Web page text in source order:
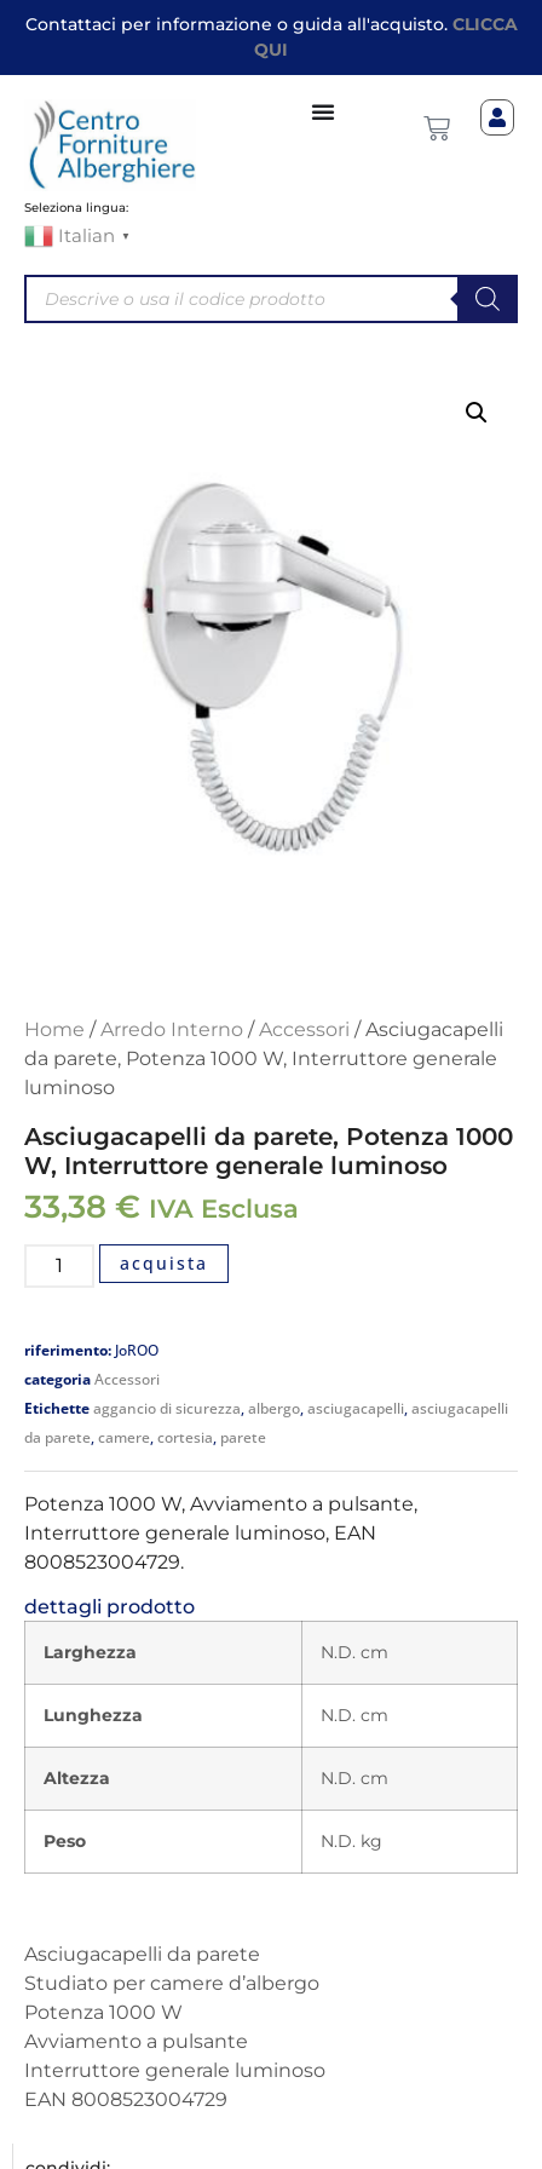
Contattaci per informazione o guida all'acquisto. CLICCA
QUI
Seleziona lingua:
Italian ▼
Home /Arredo Interno /Accessori / Asciugacapelli
da parete, Potenza 1000 W, Interruttore generale
luminoso
Asciugacapelli da parete, Potenza 1000
W, Interruttore generale luminoso
33,38 € IVA Esclusa
acquista
riferimento: JoROO
categoriaAccessori
Etichetteaggancio di sicurezza,albergo,asciugacapelli,asciugacapelli
da parete,camere,cortesia, parete
Potenza 1000 W, Avviamento a pulsante,
Interruttore generale luminoso, EAN
8008523004729.
dettagli prodotto
Larghezza N.D. cm
Lunghezza N.D. cm
Altezza N.D. cm
Peso N.D. kg
Asciugacapelli da parete
Studiato per camere d’albergo
Potenza 1000 W
Avviamento a pulsante
Interruttore generale luminoso
EAN 8008523004729